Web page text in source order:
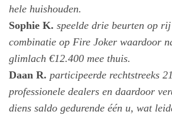
hele huishouden.
Sophie K. speelde drie beurten op
combinatie op Fire Joker waardoor
glimlach €12.400 mee thuis.
Daan R. participeerde rechtstreeks
professionele dealers en daardoor
diens saldo gedurende één u, wat